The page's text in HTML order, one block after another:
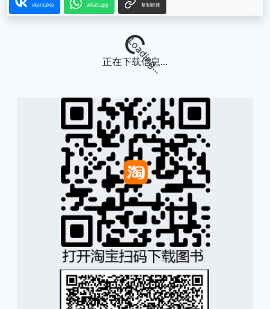
vkontakte whatsapp 复制链接
Loading...
正在下载信息...